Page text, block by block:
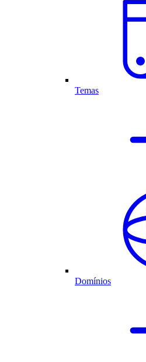
Temas
Domínios